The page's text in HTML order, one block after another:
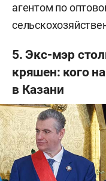
агентом по
5. Экс-мэр
кряшен: кого
в Казани